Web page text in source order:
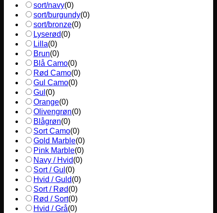
sort/navy(0)
sort/burgundy(0)
sort/bronze(0)
Lyserød(0)
Lilla(0)
Brun(0)
Blå Camo(0)
Rød Camo(0)
Gul Camo(0)
Gul (0)
Orange(0)
Olivengrøn(0)
Blågrøn(0)
Sort Camo(0)
Gold Marble(0)
Pink Marble(0)
Navy / Hvid(0)
Sort / Gul (0)
Hvid / Guld(0)
Sort / Rød(0)
Rød / Sort(0)
Hvid / Grå(0)